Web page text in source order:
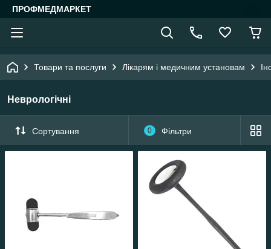
ПРОФМЕДМАРКЕТ
Товари та послуги Лікарям і медичним установам
Неврологічні
Сортування 0 Фільтри